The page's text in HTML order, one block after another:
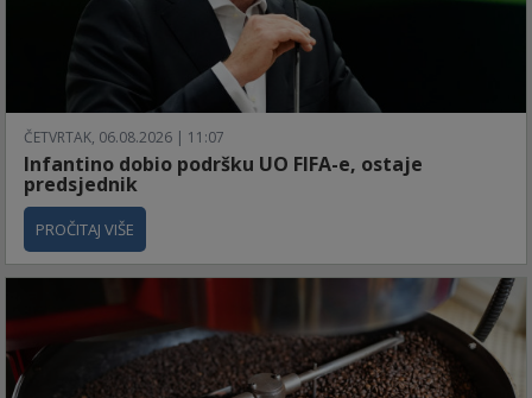
ČETVRTAK, 06.08.2026 | 11:07
Infantino dobio podršku UO FIFA-e, ostaje
predsjednik
PROČITAJ VIŠE